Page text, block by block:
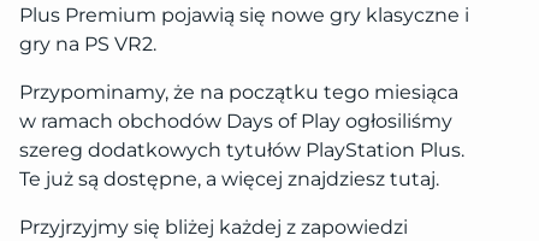
Plus Premium pojawią się nowe gry klasyczne i
gry na PS VR2.
Przypominamy, że na początku tego miesiąca
w ramach obchodów Days of Play ogłosiliśmy
szereg dodatkowych tytułów PlayStation Plus.
Te już są dostępne, a więcej znajdziesz tutaj.
Przyjrzyjmy się bliżej każdej z zapowiedzi